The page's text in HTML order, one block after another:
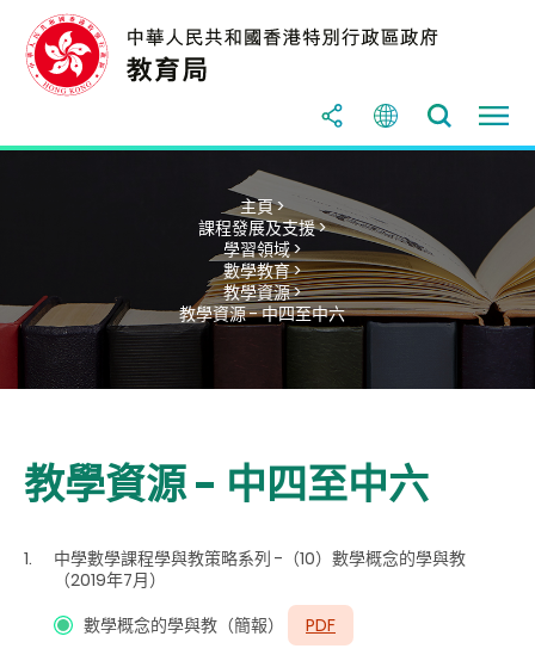
主頁 >
課程發展及支援 >
學習領域 >
數學教育 >
教學資源 >
教學資源 - 中四至中六
教學資源 - 中四至中六
中學數學課程學與教策略系列 -（10）數學概念的學與教
（2019年7月）
數學概念的學與教（簡報）
PDF